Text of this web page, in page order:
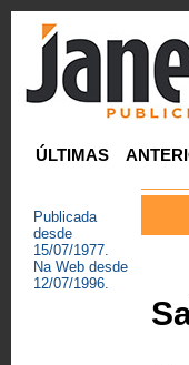
ÚLTIMAS
Publicada
desde
15/07/1977.
Na Web desde
12/07/1996.